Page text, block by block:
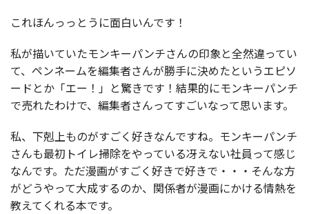
これほんっっとうに面白いんです！
私が描いていたモンキーパンチさんの印象と全然違ってい
て、ペンネームを編集者さんが勝手に決めたというエピソ
ードとか「エー！」と驚きです！結果的にモンキーパンチ
で売れたわけで、編集者さんってすごいなって思います。
私、下剋上ものがすごく好きなんですね。モンキーパンチ
さんも最初トイレ掃除をやっている冴えない社員って感じ
なんです。ただ漫画がすごく好きで好きで・・・そんな方
がどうやって大成するのか、関係者が漫画にかける情熱を
教えてくれる本です。